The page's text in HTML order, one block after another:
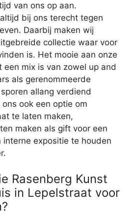
van ons op aan.
bij ons terecht tegen
Daarbij maken wij
collectie waar voor
is. Het mooie aan onze
een mix is van zowel up and
als gerenommeerde
allang verdiend
ook een optie om
te laten maken,
maken als gift voor een
expositie te houden
Rasenberg Kunst
in Lepelstraat voor